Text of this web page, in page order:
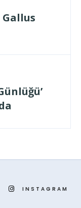
INSTAGRAM